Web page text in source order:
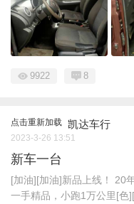
9922 8
点击重新加载 凯达车行
2023-3-26 13:51
新车一台
[加油][加油]新品上线！ 20
一手精品，小跑1万公里[色